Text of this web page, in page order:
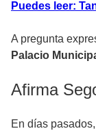
Puedes leer:
A pregunta
Palacio
Afirma
En días pasados,